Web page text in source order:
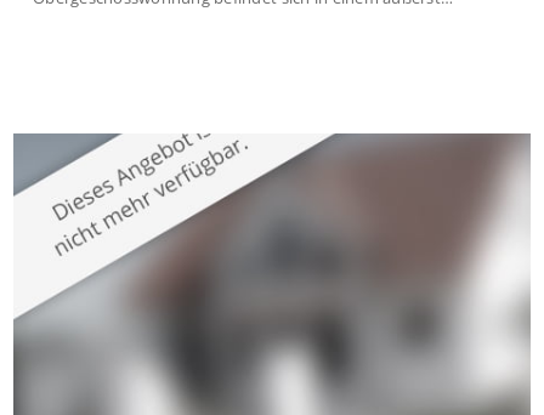
großzügige Räume und eine hochwertige Ausstattung, die
modernen Wohnkomfort mit einem stilvollen Ambiente
verbindet. Der […]